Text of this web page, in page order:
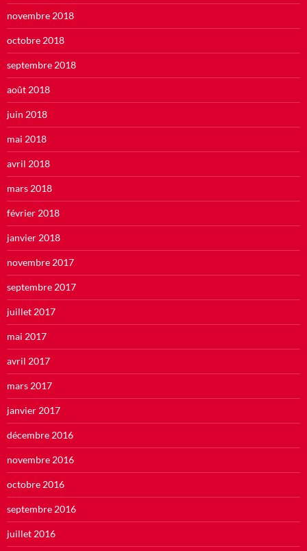
novembre 2018
octobre 2018
septembre 2018
août 2018
juin 2018
mai 2018
avril 2018
mars 2018
février 2018
janvier 2018
novembre 2017
septembre 2017
juillet 2017
mai 2017
avril 2017
mars 2017
janvier 2017
décembre 2016
novembre 2016
octobre 2016
septembre 2016
juillet 2016